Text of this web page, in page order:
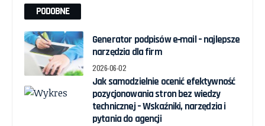
PODOBNE
Generator podpisów e‑mail – najlepsze
narzędzia dla firm
2026-06-02
Jak samodzielnie ocenić efektywność
pozycjonowania stron bez wiedzy
technicznej – Wskaźniki, narzędzia i
pytania do agencji